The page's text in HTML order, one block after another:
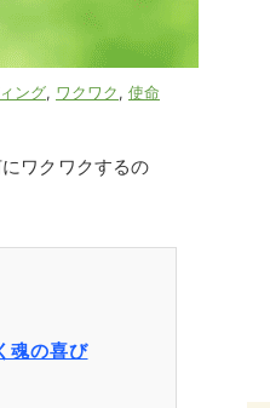
ング, ワクワク , 使命
ワクワクするの
魂の喜び